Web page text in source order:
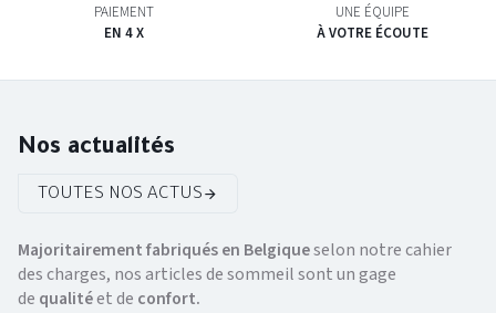
PAIEMENT
EN 4 X
UNE ÉQUIPE
À VOTRE ÉCOUTE
Nos actualités
TOUTES NOS ACTUS
Majoritairement fabriqués en Belgiqueselon notre cahier
des charges, nos articles de sommeil sont un gage
de qualitéet de confort.